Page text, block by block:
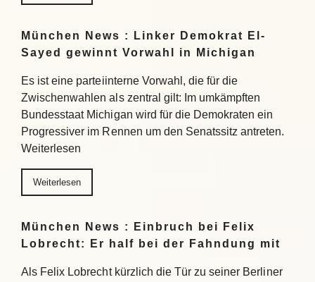
München News : Linker Demokrat El-
Sayed gewinnt Vorwahl in Michigan
Es ist eine parteiinterne Vorwahl, die für die
Zwischenwahlen als zentral gilt: Im umkämpften
Bundesstaat Michigan wird für die Demokraten ein
Progressiver im Rennen um den Senatssitz antreten.
Weiterlesen
Weiterlesen
München News : Einbruch bei Felix
Lobrecht: Er half bei der Fahndung mit
Als Felix Lobrecht kürzlich die Tür zu seiner Berliner